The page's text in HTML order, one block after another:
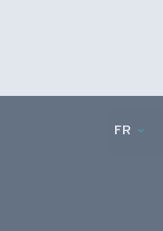
FR